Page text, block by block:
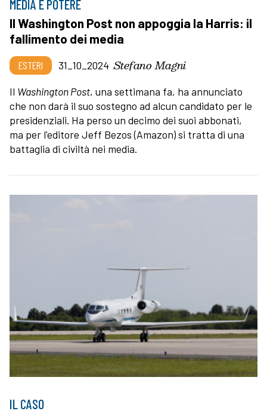
MEDIA E POTERE
Il Washington Post non appoggia la Harris: il
fallimento dei media
ESTERI 31_10_2024 Stefano Magni
Il Washington Post, una settimana fa, ha annunciato
che non darà il suo sostegno ad alcun candidato per le
presidenziali. Ha perso un decimo dei suoi abbonati,
ma per l'editore Jeff Bezos (Amazon) si tratta di una
battaglia di civiltà nei media.
IL CASO